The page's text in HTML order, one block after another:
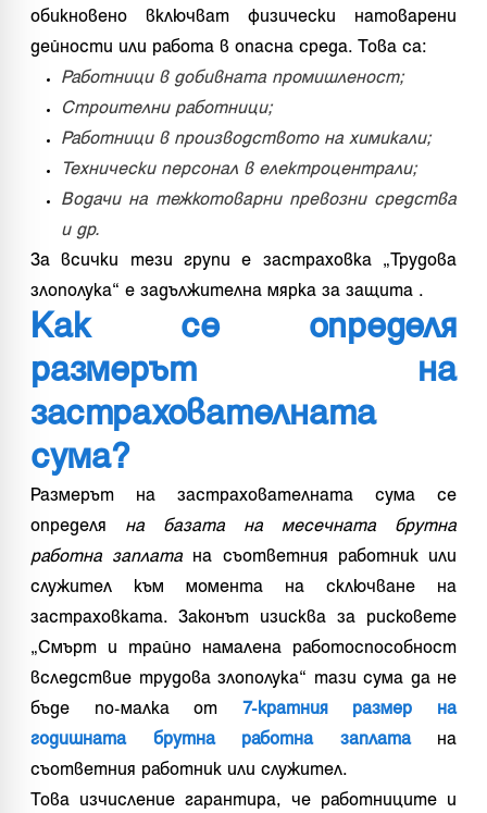
обикновено включват физически натоварени
дейности или работа в опасна среда. Това са:
Работници в добивната промишленост;
Строителни работници;
Работници в производството на химикали;
Технически персонал в електроцентрали;
Водачи на тежкотоварни превозни средства
и др.
За всички тези групи е застраховка „Трудова
злополука“ е задължителна мярка за защита .
Как се определя
размерът на
застрахователната
сума?
Размерът на застрахователната сума се
определя на базата на месечната брутна
работна заплата на съответния работник или
служител към момента на сключване на
застраховката. Законът изисква за рисковете
„Смърт и трайно намалена работоспособност
вследствие трудова злополука“ тази сума да не
бъде по-малка от 7-кратния размер на
годишната брутна работна заплатана
съответния работник или служител.
Това изчисление гарантира, че работниците и